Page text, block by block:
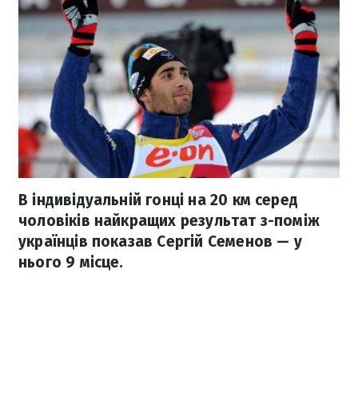
В індивідуальній гонці на 20 км серед
чоловіків найкращих результат з-поміж
українців показав Сергій Семенов — у
нього 9 місце.